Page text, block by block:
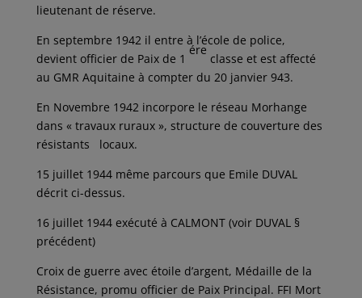
lieutenant de réserve.
En septembre 1942 il entre à l’école de police,
devient officier de Paix de 1
ére
classe et est affecté
au GMR Aquitaine à compter du 20 janvier 943.
En Novembre 1942 incorpore le réseau Morhange
dans « travaux ruraux », structure de couverture des
résistants locaux.
15 juillet 1944 même parcours que Emile DUVAL
décrit ci-dessus.
16 juillet 1944 exécuté à CALMONT (voir DUVAL §
précédent)
Croix de guerre avec étoile d’argent, Médaille de la
Résistance, promu officier de Paix Principal. FFI Mort